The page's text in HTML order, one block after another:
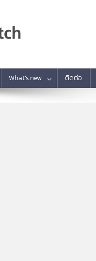
What’s new ติดต่อ